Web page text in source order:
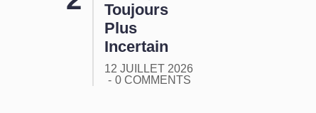
Toujours
Plus
Incertain
12 JUILLET 2026
0 COMMENTS